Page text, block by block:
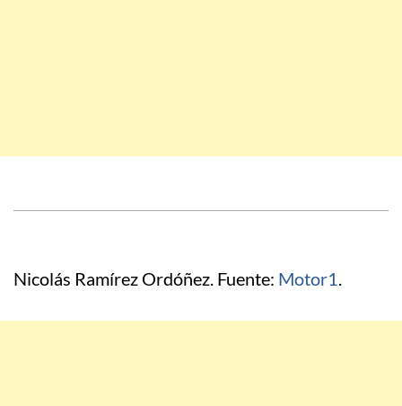
Nicolás Ramírez Ordóñez. Fuente: Motor1